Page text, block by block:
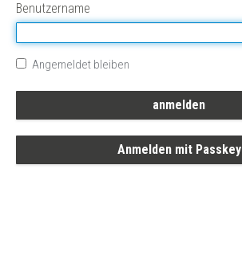
Benutzername
Angemeldet bleiben
Anmelden mit Passkey